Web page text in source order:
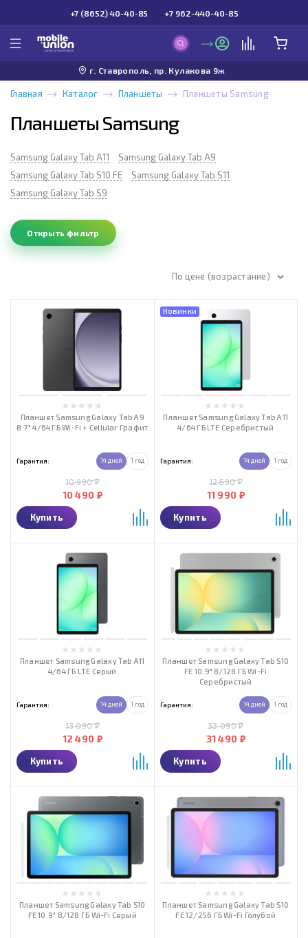
+7 (8652) 40-40-85 +7 962-440-40-85
г. Ставрополь, пр. Кулакова 9ж
Главная Каталог Планшеты Планшеты Samsung
Планшеты Samsung
Samsung Galaxy Tab A11
Samsung Galaxy Tab A9
Samsung Galaxy Tab S10 FE
Samsung Galaxy Tab S11
Samsung Galaxy Tab S9
Открыть фильтр
По цене (возрастание)
Планшет Samsung Galaxy Tab А9
8.7" 4/64 ГБ Wi-Fi + Cellular Графит
Гарантия: 14 дней 1 год
10 490 ₽
10 990 ₽
Купить
Новинки
Планшет Samsung Galaxy Tab A11
4/64 ГБ LTE Серебристый
Гарантия: 14 дней 1 год
11 990 ₽
12 590 ₽
Купить
Планшет Samsung Galaxy Tab A11
4/64 ГБ LTE Серый
Гарантия: 14 дней 1 год
12 490 ₽
13 090 ₽
Купить
Планшет Samsung Galaxy Tab S10
FE 10.9" 8/128 ГБ Wi-Fi
Серебристый
Гарантия: 14 дней 1 год
31 490 ₽
33 090 ₽
Купить
Планшет Samsung Galaxy Tab S10
FE 10.9" 8/128 ГБ Wi-Fi Серый
Планшет Samsung Galaxy Tab S10
FE 12/256 ГБ Wi-Fi Голубой